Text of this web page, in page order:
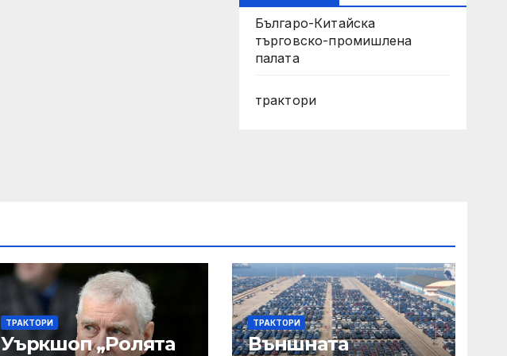
Българо-Китайска
търговско-промишлена
палата
трактори
ТРАКТОРИ
Уъркшоп „Ролята
ТРАКТОРИ
Външната